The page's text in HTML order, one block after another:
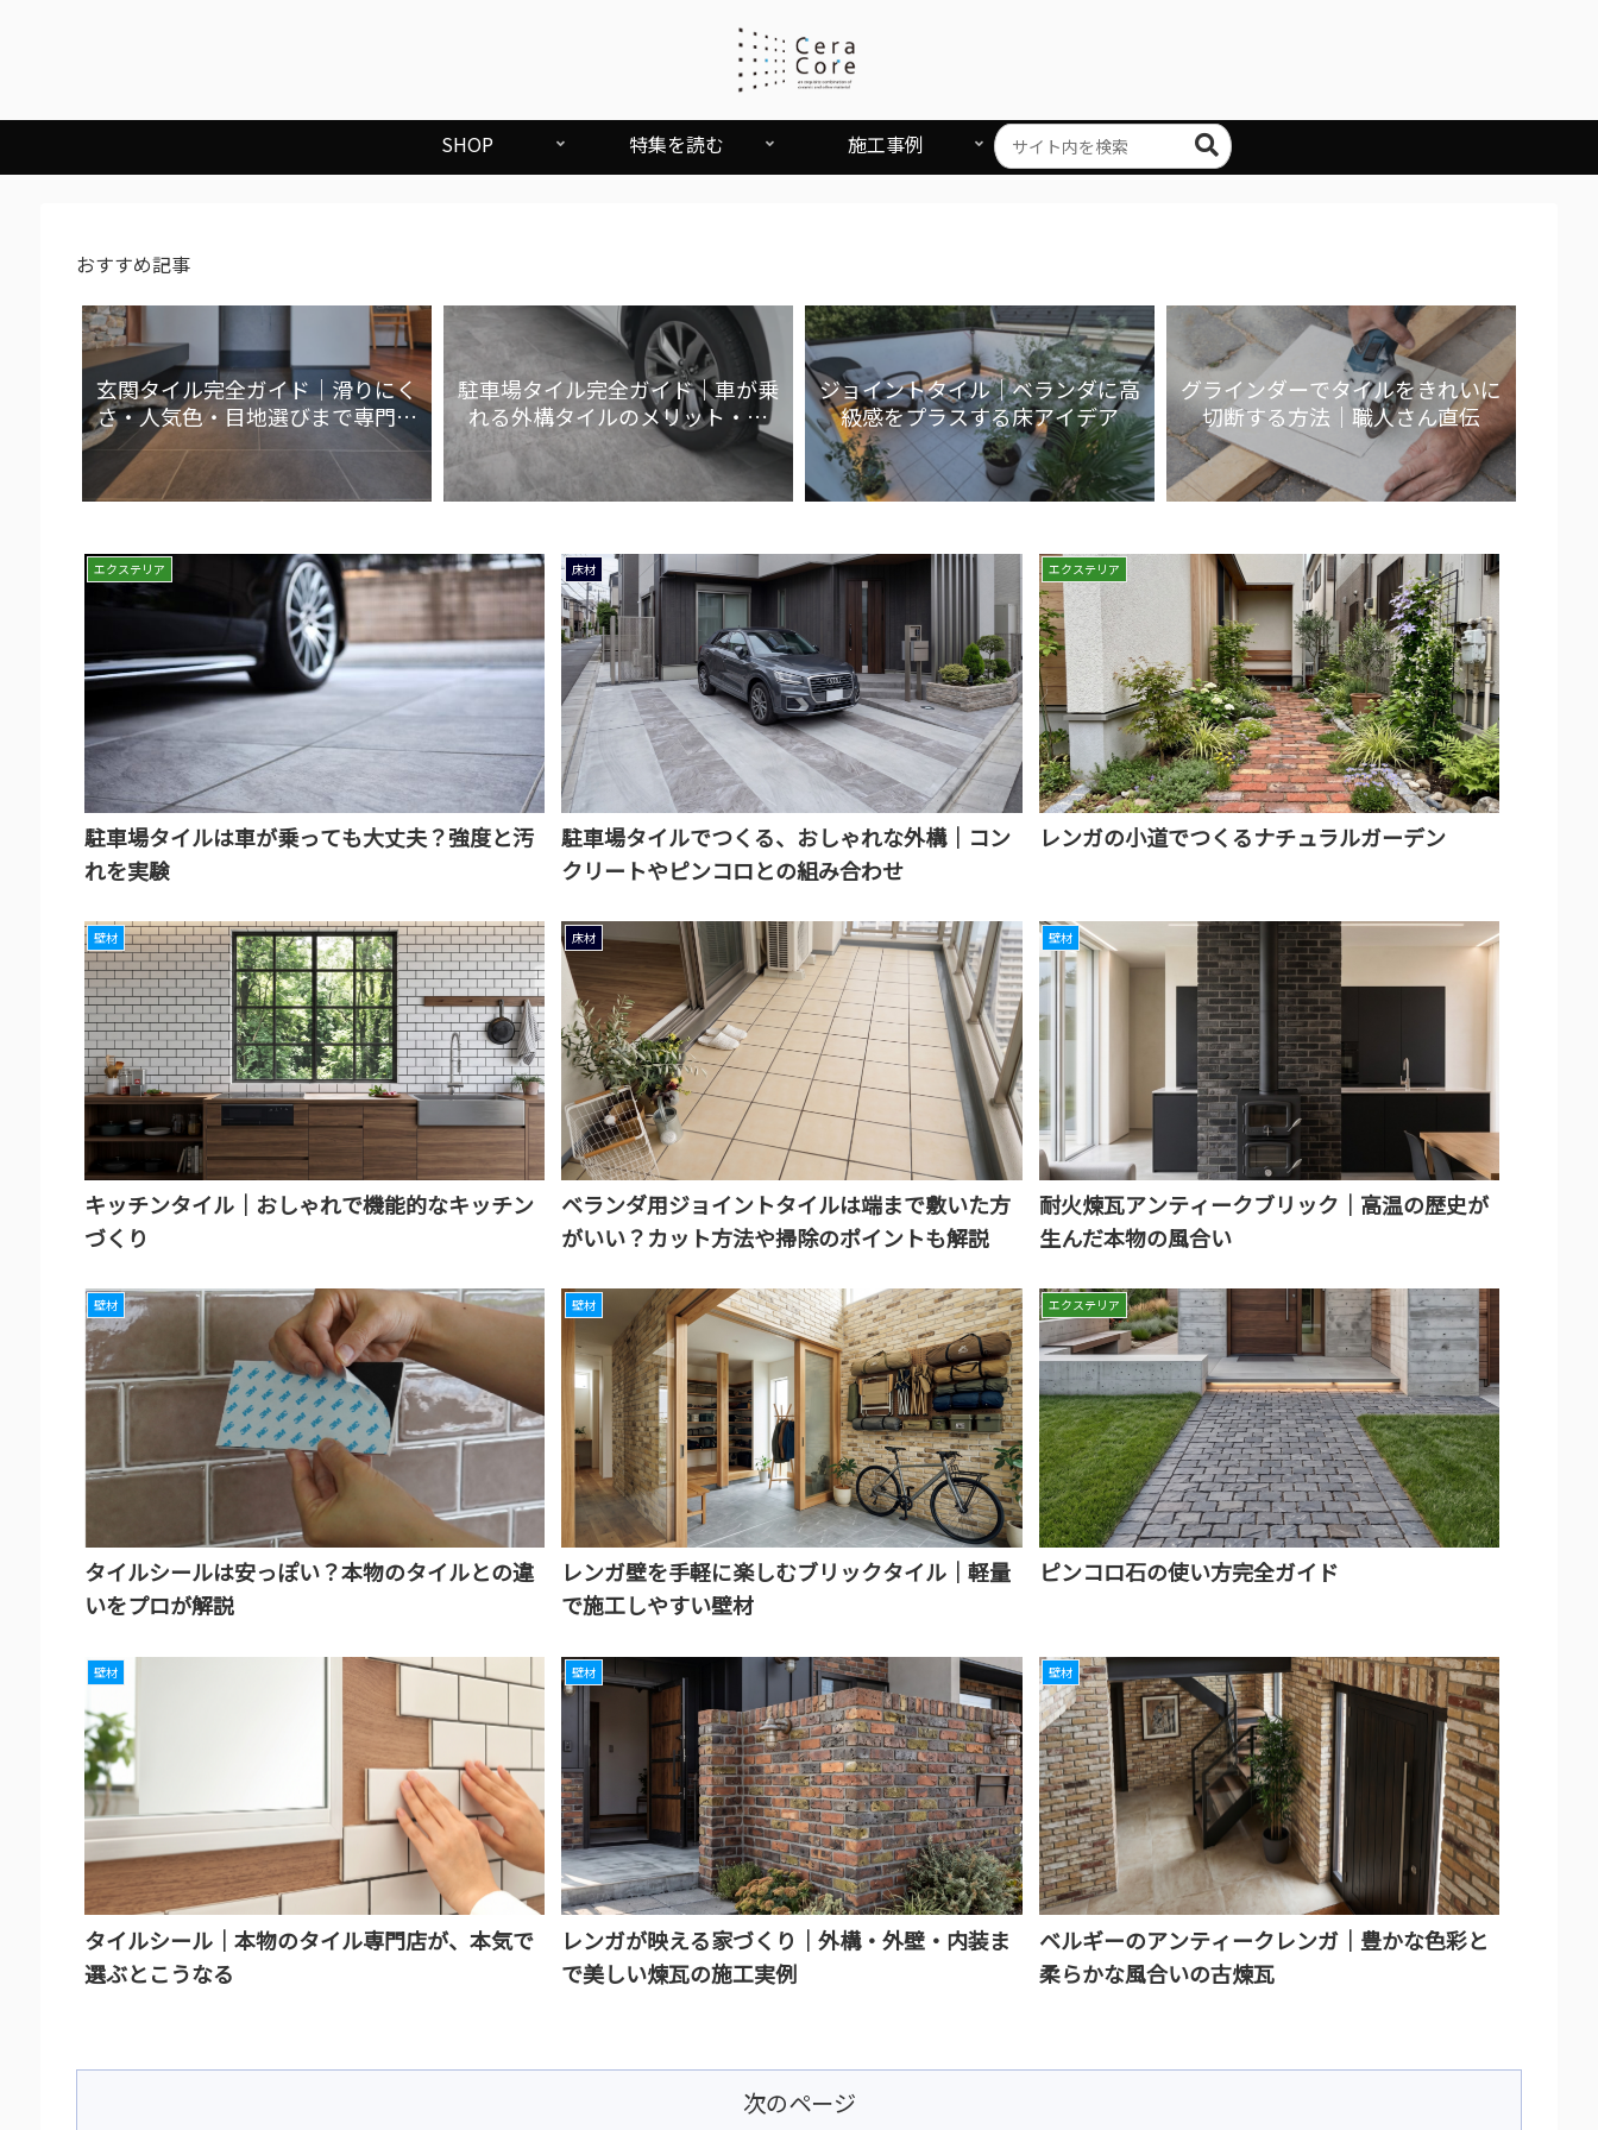
SHOP 特集を読む 施工事例
おすすめ記事
玄関タイル完全ガイド｜滑りにく
さ・人気色・目地選びまで専門店
が解説
駐車場タイル完全ガイド｜車が乗
れる外構タイルのメリット・費
用・施工方法
ジョイントタイル｜ベランダに高
級感をプラスする床アイデア
グラインダーでタイルをきれいに
切断する方法｜職人さん直伝
エクステリア
駐車場タイルは車が乗っても大丈夫？強度と汚
れを実験
床材
駐車場タイルでつくる、おしゃれな外構｜コン
クリートやピンコロとの組み合わせ
エクステリア
レンガの小道でつくるナチュラルガーデン
壁材
キッチンタイル｜おしゃれで機能的なキッチン
づくり
床材
ベランダ用ジョイントタイルは端まで敷いた方
がいい？カット方法や掃除のポイントも解説
壁材
耐火煉瓦アンティークブリック｜高温の歴史が
生んだ本物の風合い
壁材
タイルシールは安っぽい？本物のタイルとの違
いをプロが解説
壁材
レンガ壁を手軽に楽しむブリックタイル｜軽量
で施工しやすい壁材
エクステリア
ピンコロ石の使い方完全ガイド
壁材
タイルシール｜本物のタイル専門店が、本気で
選ぶとこうなる
壁材
レンガが映える家づくり｜外構・外壁・内装ま
で美しい煉瓦の施工実例
壁材
ベルギーのアンティークレンガ｜豊かな色彩と
柔らかな風合いの古煉瓦
次のページ